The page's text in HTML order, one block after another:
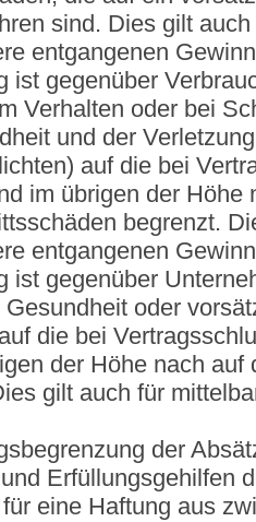
sind. Dies gilt
entgangenen
ist gegenüber
Verhalten oder bei
und der
auf die bei
im übrigen der Höhe
begrenzt.
entgangenen
ist gegenüber
Gesundheit oder
die bei
der Höhe nach
gilt auch für
der
Erfüllungsgehilfen
eine Haftung aus